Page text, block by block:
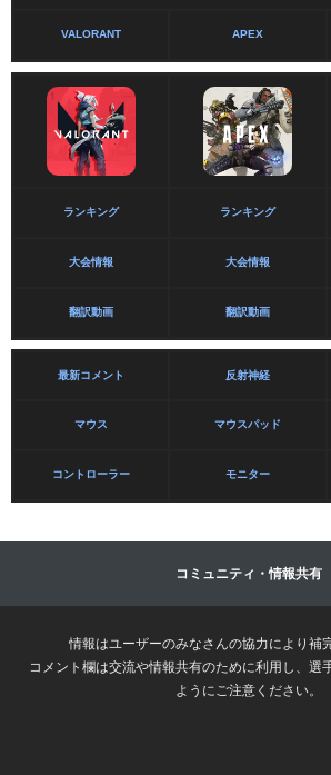
VALORANT APEX
ランキング ランキング
大会情報 大会情報
翻訳動画 翻訳動画
最新コメント 反射神経
マウス マウスパッド
コントローラー モニター
コミュニティ・情報共有
情報はユーザーのみなさんの協力により補
コメント欄は交流や情報共有のために利用し、選
ようにご注意ください。